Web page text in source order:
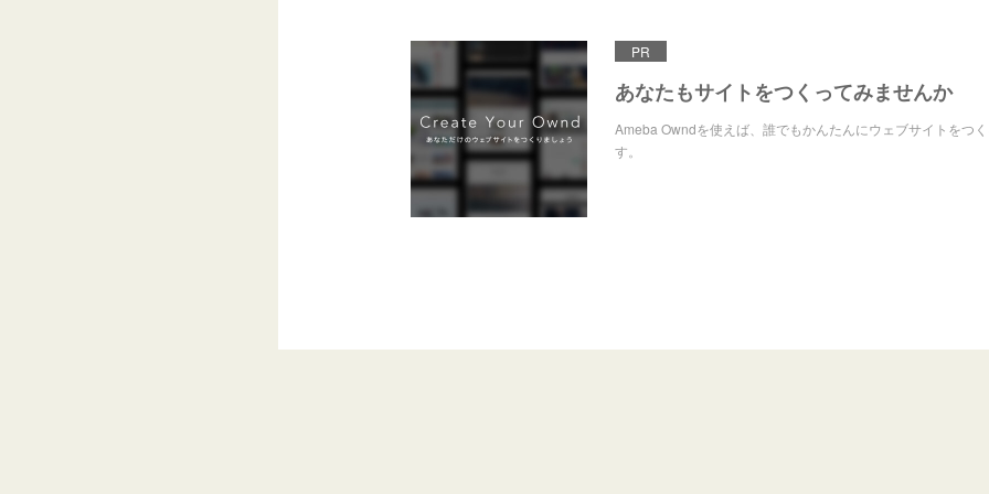
PR
あなたもサイトをつくってみませんか
Ameba Owndを使えば、誰でもかんたんにウェブサイトをつ
す。